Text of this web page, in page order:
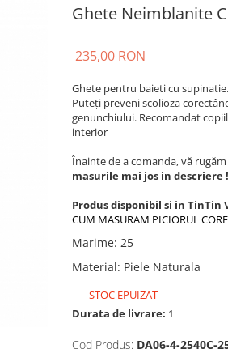
Ghete Neimblanite
235,00 RON
Ghete pentru baieti cu supinatie.
Puteți preveni scolioza
genunchiului. Recomandat
interior
Înainte de a comanda, vă
masurile mai jos in descriere !
Produs disponibil si in TinTin
CUM MASURAM PICIORUL
Marime: 25
Material: Piele Naturala
STOC EPUIZAT
Durata de livrare: 1
Cod Produs: DA06-4-2540C-